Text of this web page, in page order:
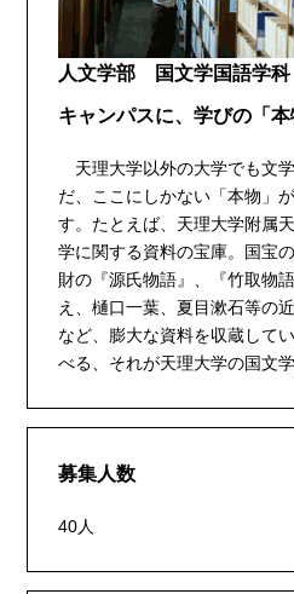
人文学部 国文学国語学科
キャンパスに、学びの「
天理大学以外の大学でも文
だ、ここにしかない「本物」
す。たとえば、天理大学附属
学に関する資料の宝庫。国宝
財の『源氏物語』、『竹取物
え、樋口一葉、夏目漱石等の
など、膨大な資料を収蔵して
べる、それが天理大学の国文
募集人数
40人